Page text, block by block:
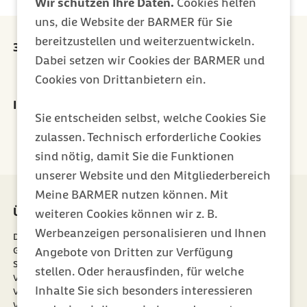
uns, die Website der BARMER für Sie
bereitzustellen und weiterzuentwickeln.
Dabei setzen wir Cookies der BARMER und
Cookies von Drittanbietern ein.
Sie entscheiden selbst, welche Cookies Sie
zulassen. Technisch erforderliche Cookies
sind nötig, damit Sie die Funktionen
unserer Website und den Mitgliederbereich
Meine BARMER nutzen können. Mit
weiteren Cookies können wir z. B.
Werbeanzeigen personalisieren und Ihnen
Angebote von Dritten zur Verfügung
stellen. Oder herausfinden, für welche
Inhalte Sie sich besonders interessieren
30 Euro Prämie für jede erfolgreiche Empfehlung
externer Link:
Prämie sichern
Ihr Newsletter für ein gesünderes Leben
Jetzt abonnieren
Über uns
Die Barmer
Gesundheitsdatennutzung
Satzung
Verantwortung
Verwaltungsrat
Mitgliedschaft
Meine Barmer
Mitglied werden
externer Link:
Weiterempfehlen
Vertriebspartner